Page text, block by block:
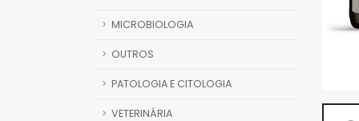
MICROBIOLOGIA
OUTROS
PATOLOGIA E CITOLOGIA
VETERINÁRIA